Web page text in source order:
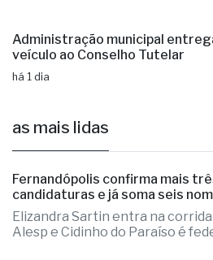
Administração municipal
veículo ao Conselho Tutelar
há 1 dia
as mais lidas
Fernandópolis confirma mais
candidaturas e já soma seis
Elizandra Sartin entra na
Alesp e Cidinho do Paraíso é